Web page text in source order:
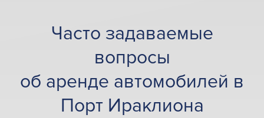
Часто задаваемые
вопросы
об аренде автомобилей в
Порт Ираклиона